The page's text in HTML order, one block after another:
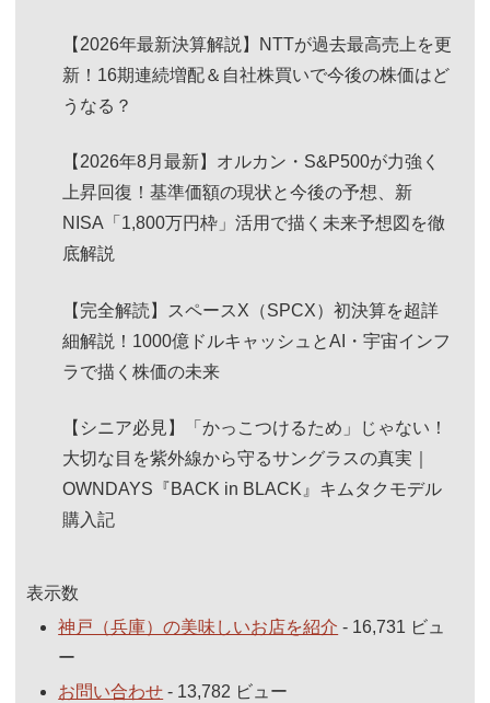
【2026年最新決算解説】NTTが過去最高売上を更
新！16期連続増配＆自社株買いで今後の株価はど
うなる？
【2026年8月最新】オルカン・S&P500が力強く
上昇回復！基準価額の現状と今後の予想、新
NISA「1,800万円枠」活用で描く未来予想図を徹
底解説
【完全解読】スペースX（SPCX）初決算を超詳
細解説！1000億ドルキャッシュとAI・宇宙インフ
ラで描く株価の未来
【シニア必見】「かっこつけるため」じゃない！
大切な目を紫外線から守るサングラスの真実｜
OWNDAYS『BACK in BLACK』キムタクモデル
購入記
表示数
神戸（兵庫）の美味しいお店を紹介 - 16,731 ビュ
ー
お問い合わせ - 13,782 ビュー